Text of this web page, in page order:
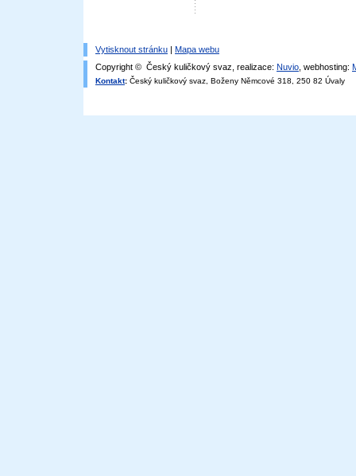
Vytisknout stránku | Mapa webu
Copyright © Český kuličkový svaz, realizace: Nuvio , webhosting:
Kontakt: Český kuličkový svaz, Boženy Němcové 318, 250 82 Úvaly